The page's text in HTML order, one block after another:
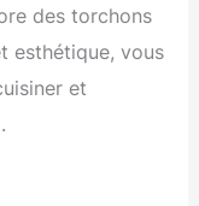
des torchons
esthétique, vous
et